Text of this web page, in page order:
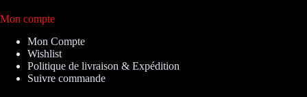
Mon compte
Mon Compte
Wishlist
Politique de livraison & Expédition
Suivre commande